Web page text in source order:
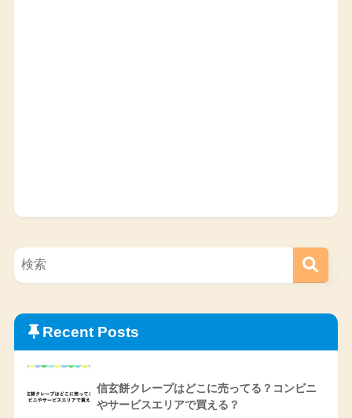
Recent Posts
信玄餅クレープはどこに売ってる？コンビニ
やサービスエリアで買える？